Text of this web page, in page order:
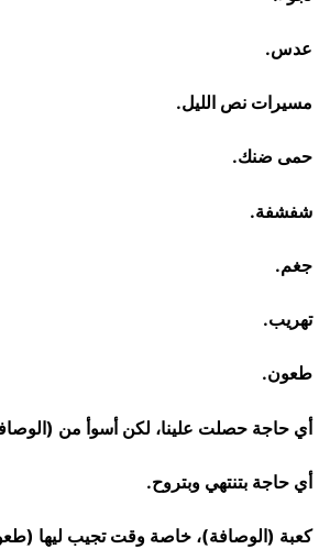
عدس.
مسيرات نص الليل.
حمى ضنك.
شفشفة.
جغم.
تهريب.
طعون.
أي حاجة حصلت علينا، لكن أسوأ من
أي حاجة بتنتهي وبتروح.
كعبة (الوصافة)، خاصة وقت تجيب ليها